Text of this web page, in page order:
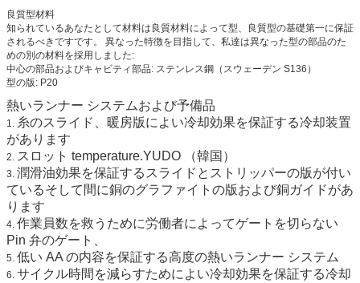
良質型材料
知られているあなたとして材料は良質材料によって型、良質型の基礎第一に保証
されるべきですです。 異なった特徴を目指して、私達は異なった型の部品のた
めの別の材料を採用しました:
中心の部品およびキャビティ部品: ステンレス鋼（スウェーデン S136）
型の版: P20
熱いランナー システムおよび予備品
1. 糸のスライド、暖房版によい冷却効果を保証する冷却装置
があります
2. スロット temperature.YUDO （韓国）
3. 潤滑油効果を保証するスライドとストリッパーの版が付い
ているそして間に銅のグラファイトの版および銅ガイドがあ
ります
4. 作業員数を救うために労働者によってゲートを切らない
Pin 弁のゲート、
5. 低い AA の内容を保証する高度の熱いランナー システム
6. サイクル時間を減らすためによい冷却効果を保証する冷却